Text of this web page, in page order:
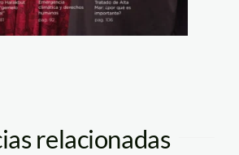
relacionadas